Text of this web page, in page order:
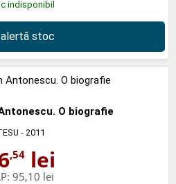
indisponibil
alertă stoc
O biografie
- 2011
,54 lei
95,10 lei